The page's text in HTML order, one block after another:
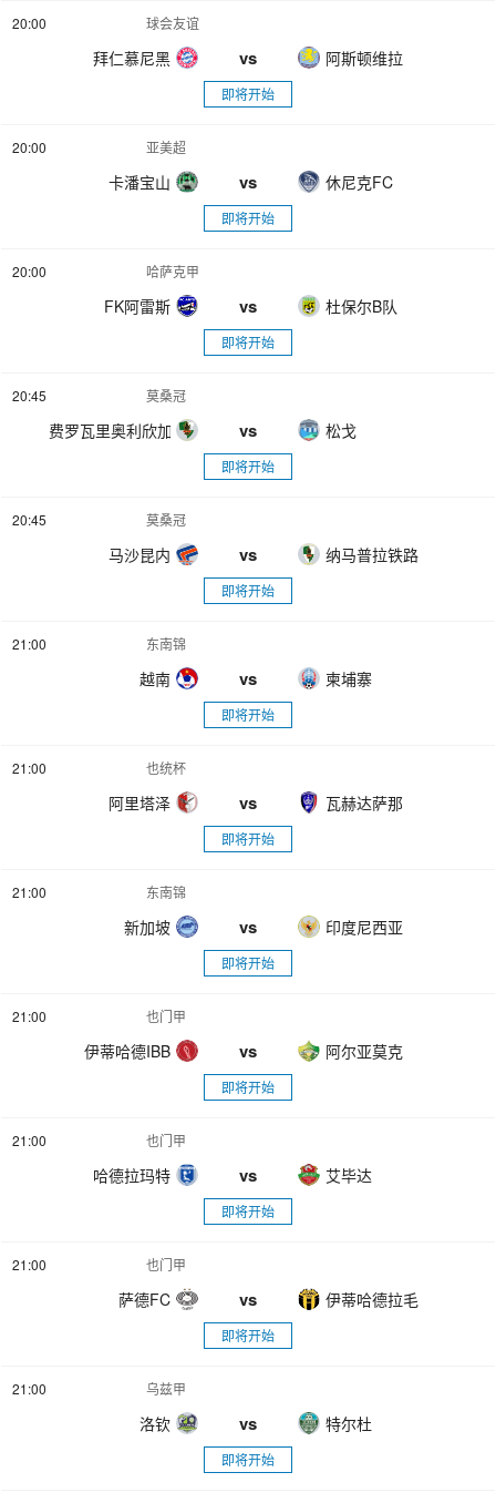
20:00 球会友谊
拜仁慕尼黑 vs 阿斯顿维拉
即将开始
20:00 亚美超
卡潘宝山 vs 休尼克FC
即将开始
20:00 哈萨克甲
FK阿雷斯 vs 杜保尔B队
即将开始
20:45 莫桑冠
费罗瓦里奥利欣加 vs 松戈
即将开始
20:45 莫桑冠
马沙昆内 vs 纳马普拉铁路
即将开始
21:00 东南锦
越南 vs 柬埔寨
即将开始
21:00 也统杯
阿里塔泽 vs 瓦赫达萨那
即将开始
21:00 东南锦
新加坡 vs 印度尼西亚
即将开始
21:00 也门甲
伊蒂哈德IBB vs 阿尔亚莫克
即将开始
21:00 也门甲
哈德拉玛特 vs 艾毕达
即将开始
21:00 也门甲
萨德FC vs 伊蒂哈德拉毛
即将开始
21:00 乌兹甲
洛钦 vs 特尔杜
即将开始